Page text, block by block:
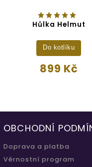
Hůlka Helmut
899 Kč
Do kotlíku
OBCHODNÍ
Doprava a platba
Věrnostní program